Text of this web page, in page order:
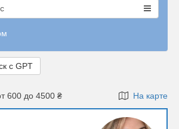
с GPT
600 до 4500 ₴ На карте